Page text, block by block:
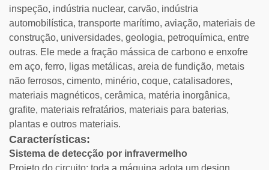
inspeção, indústria nuclear, carvão, indústria
automobilística, transporte marítimo, aviação, materiais de
construção, universidades, geologia, petroquímica, entre
outras. Ele mede a fração mássica de carbono e enxofre
em aço, ferro, ligas metálicas, areia de fundição, metais
não ferrosos, cimento, minério, coque, catalisadores,
materiais magnéticos, cerâmica, matéria inorgânica,
grafite, materiais refratários, materiais para baterias,
plantas e outros materiais.
Características:
Sistema de detecção por infravermelho
Projeto do circuito: toda a máquina adota um design